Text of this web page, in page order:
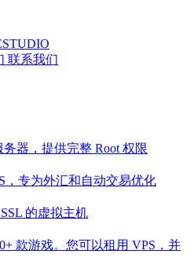
联系我们
器，提供完整 Root 权限
，专为外汇和自动交易优化
的虚拟主机
款游戏。您可以租用 VPS，并